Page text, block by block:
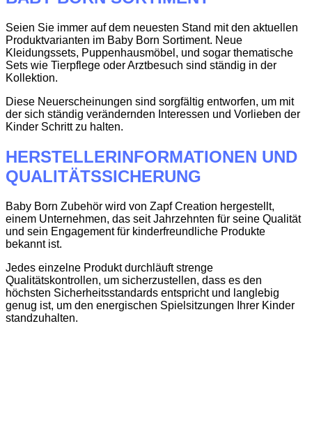
Seien Sie immer auf dem neuesten Stand mit den aktuellen
Produktvarianten im Baby Born Sortiment. Neue
Kleidungssets, Puppenhausmöbel, und sogar thematische
Sets wie Tierpflege oder Arztbesuch sind ständig in der
Kollektion.
Diese Neuerscheinungen sind sorgfältig entworfen, um mit
der sich ständig verändernden Interessen und Vorlieben der
Kinder Schritt zu halten.
HERSTELLERINFORMATIONEN UND
QUALITÄTSSICHERUNG
Baby Born Zubehör wird von Zapf Creation hergestellt,
einem Unternehmen, das seit Jahrzehnten für seine Qualität
und sein Engagement für kinderfreundliche Produkte
bekannt ist.
Jedes einzelne Produkt durchläuft strenge
Qualitätskontrollen, um sicherzustellen, dass es den
höchsten Sicherheitsstandards entspricht und langlebig
genug ist, um den energischen Spielsitzungen Ihrer Kinder
standzuhalten.